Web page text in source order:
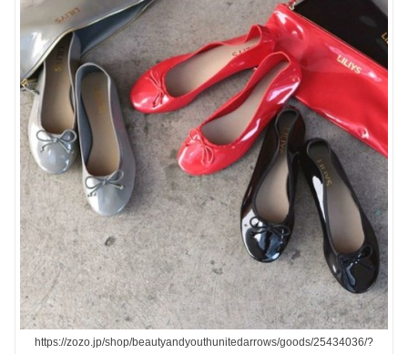
https://zozo.jp/shop/beautyandyouthunitedarrows/goods/25434036/?